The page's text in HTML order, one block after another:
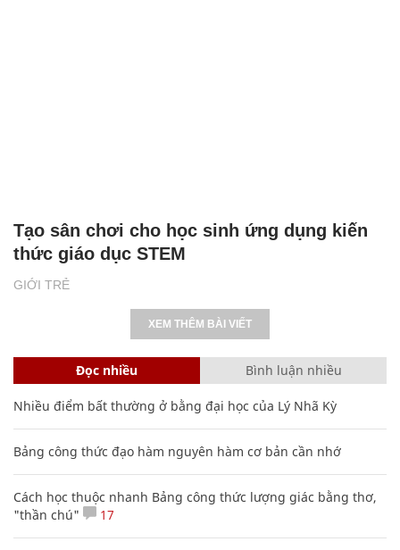
GIỚI TRẺ
Tạo sân chơi cho học sinh ứng dụng kiến
thức giáo dục STEM
XEM THÊM BÀI VIẾT
Đọc nhiều Bình luận nhiều
Nhiều điểm bất thường ở bằng đại học của Lý Nhã Kỳ
Bảng công thức đạo hàm nguyên hàm cơ bản cần nhớ
Cách học thuộc nhanh Bảng công thức lượng giác bằng thơ,
"thần chú"
17